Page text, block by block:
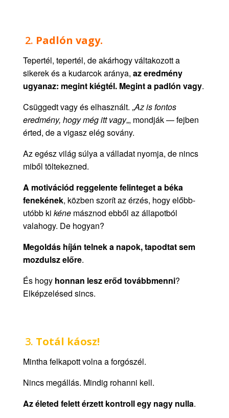
2. Padlón vagy.
Tepertél, tepertél, de akárhogy váltakozott a
sikerek és a kudarcok aránya, az eredmény
ugyanaz: megint kiégtél. Megint a padlón vagy.
Csüggedt vagy és elhasznált. „Az is fontos
eredmény, hogy még itt vagy„, mondják — fejben
érted, de a vigasz elég sovány.
Az egész világ súlya a válladat nyomja, de nincs
miből töltekezned.
A motivációd reggelente felinteget a béka
fenekének, közben szorít az érzés, hogy előbb-
utóbb ki kéne másznod ebből az állapotból
valahogy. De hogyan?
Megoldás híján telnek a napok, tapodtat sem
mozdulsz előre.
És hogy honnan lesz erőd továbbmenni?
Elképzelésed sincs.
3. Totál káosz!
Mintha felkapott volna a forgószél.
Nincs megállás. Mindig rohanni kell.
Az életed felett érzett kontroll egy nagy nulla.